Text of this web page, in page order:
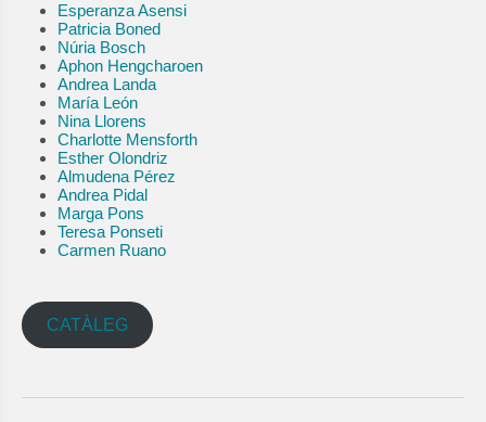
Esperanza Asensi
Patricia Boned
Núria Bosch
Aphon Hengcharoen
Andrea Landa
María León
Nina Llorens
Charlotte Mensforth
Esther Olondriz
Almudena Pérez
Andrea Pidal
Marga Pons
Teresa Ponseti
Carmen Ruano
CATÀLEG